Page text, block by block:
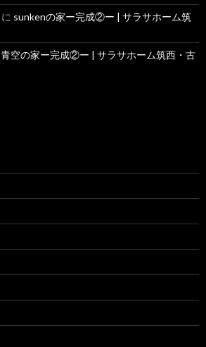
に sunkenの家ー完成②ー | サラサホーム筑
青空の家ー完成②ー | サラサホーム筑西・古